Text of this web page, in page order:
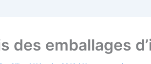
des emballages